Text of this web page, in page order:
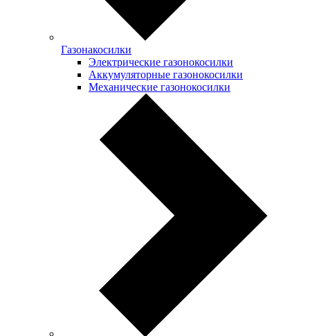
Газонакосилки
Электрические газонокосилки
Аккумуляторные газонокосилки
Механические газонокосилки